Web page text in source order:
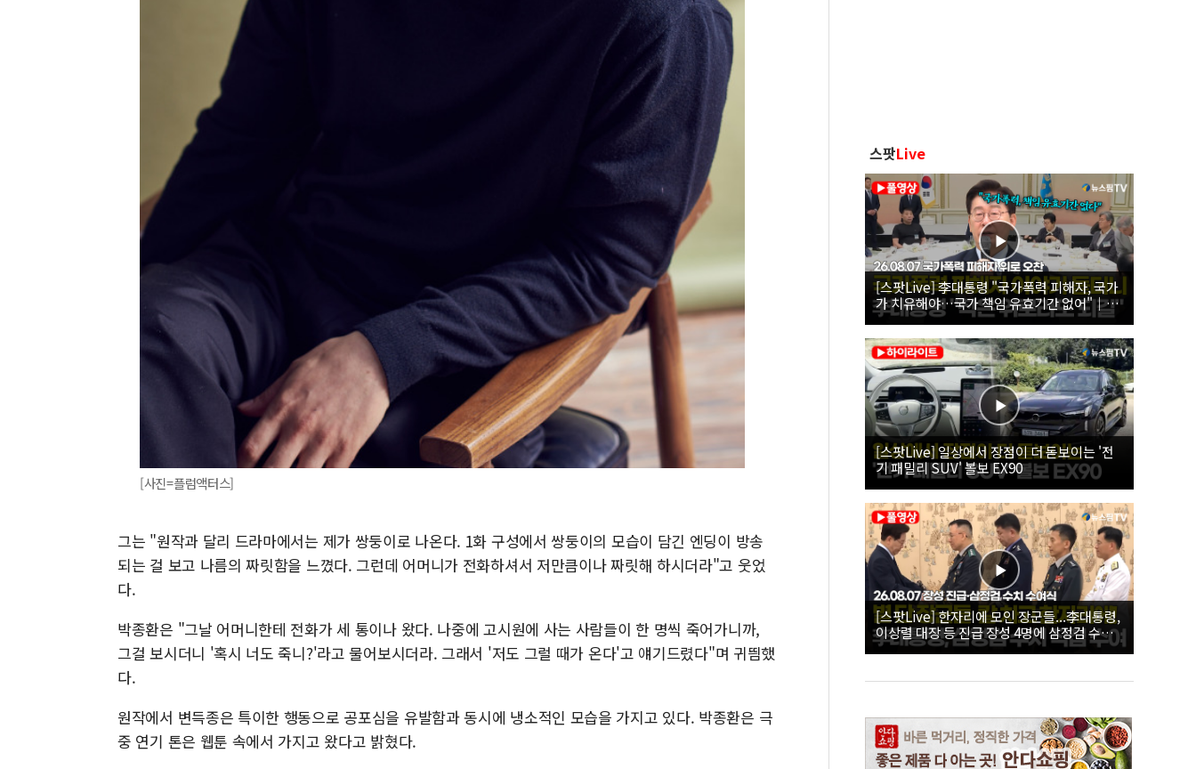
[사진=플럼액터스]
그는 "원작과 달리 드라마에서는 제가 쌍둥이로 나온다. 1화 구성에서 쌍둥이의 모습이 담긴 엔딩이 방송
되는 걸 보고 나름의 짜릿함을 느꼈다. 그런데 어머니가 전화하셔서 저만큼이나 짜릿해 하시더라"고 웃었
다.
박종환은 "그날 어머니한테 전화가 세 통이나 왔다. 나중에 고시원에 사는 사람들이 한 명씩 죽어가니까,
그걸 보시더니 '혹시 너도 죽니?'라고 물어보시더라. 그래서 '저도 그럴 때가 온다'고 얘기드렸다"며 귀띔했
다.
원작에서 변득종은 특이한 행동으로 공포심을 유발함과 동시에 냉소적인 모습을 가지고 있다. 박종환은 극
중 연기 톤은 웹툰 속에서 가지고 왔다고 밝혔다.
스팟Live
[스팟Live] 李대통령 "국가폭력 피해자, 국가
가 치유해야…국가 책임 유효기간 없어"｜
26.08.07 국가폭력 피해자 위로 오찬
[스팟Live] 일상에서 장점이 더 돋보이는 '전
기 패밀리 SUV' 볼보 EX90
[스팟Live] 한자리에 모인 장군들...李대통령,
이상렬 대장 등 진급 장성 4명에 삼정검 수치
직접 수여｜26.08.07 장성 진급·삼정검 수치